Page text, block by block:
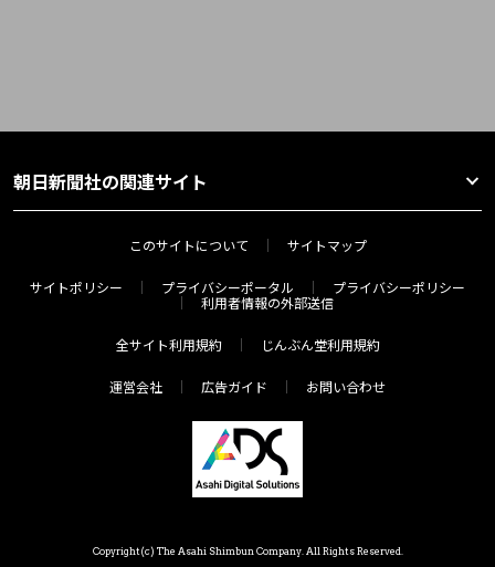
朝日新聞社の関連サイト
このサイトについて サイトマップ
サイトポリシー プライバシーポータル
プライバシーポリシー
利用者情報の外部送信
全サイト利用規約 じんぶん堂利用規約
運営会社 広告ガイド お問い合わせ
Copyright(c) The Asahi Shimbun Company. All Rights Reserved.